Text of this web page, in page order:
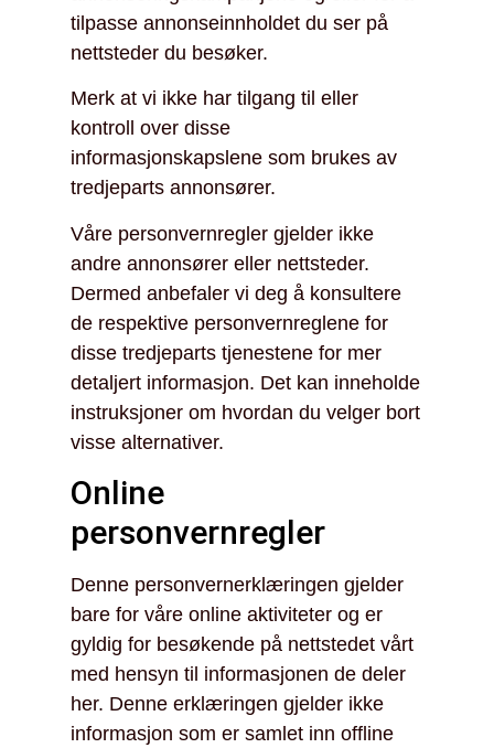
tilpasse annonseinnholdet du ser på
nettsteder du besøker.
Merk at vi ikke har tilgang til eller
kontroll over disse
informasjonskapslene som brukes av
tredjeparts annonsører.
Våre personvernregler gjelder ikke
andre annonsører eller nettsteder.
Dermed anbefaler vi deg å konsultere
de respektive personvernreglene for
disse tredjeparts tjenestene for mer
detaljert informasjon. Det kan inneholde
instruksjoner om hvordan du velger bort
visse alternativer.
Online
personvernregler
Denne personvernerklæringen gjelder
bare for våre online aktiviteter og er
gyldig for besøkende på nettstedet vårt
med hensyn til informasjonen de deler
her. Denne erklæringen gjelder ikke
informasjon som er samlet inn offline